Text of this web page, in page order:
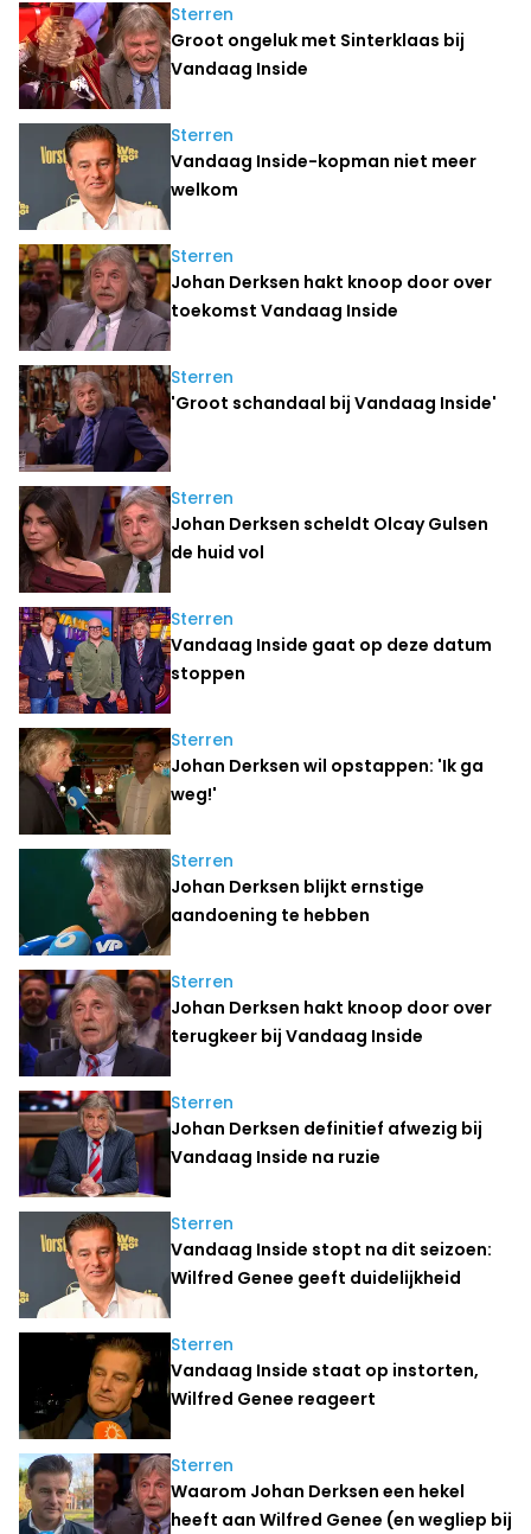
Sterren
Groot ongeluk met Sinterklaas bij
Vandaag Inside
Sterren
Vandaag Inside-kopman niet meer
welkom
Sterren
Johan Derksen hakt knoop door over
toekomst Vandaag Inside
Sterren
'Groot schandaal bij Vandaag Inside'
Sterren
Johan Derksen scheldt Olcay Gulsen
de huid vol
Sterren
Vandaag Inside gaat op deze datum
stoppen
Sterren
Johan Derksen wil opstappen: 'Ik ga
weg!'
Sterren
Johan Derksen blijkt ernstige
aandoening te hebben
Sterren
Johan Derksen hakt knoop door over
terugkeer bij Vandaag Inside
Sterren
Johan Derksen definitief afwezig bij
Vandaag Inside na ruzie
Sterren
Vandaag Inside stopt na dit seizoen:
Wilfred Genee geeft duidelijkheid
Sterren
Vandaag Inside staat op instorten,
Wilfred Genee reageert
Sterren
Waarom Johan Derksen een hekel
heeft aan Wilfred Genee (en wegliep bij